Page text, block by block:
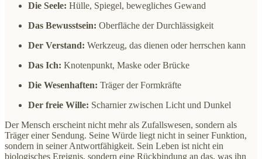
Die Seele: Hülle, Spiegel, bewegliches Gewand
Das Bewusstsein: Oberfläche der Durchlässigkeit
Der Verstand: Werkzeug, das dienen oder herrschen kann
Das Ich: Knotenpunkt, Maske oder Brücke
Die Wesenhaften: Träger der Formkräfte
Der freie Wille: Scharnier zwischen Licht und Dunkel
Der Mensch erscheint nicht mehr als Zufallswesen, sondern als
Träger einer Sendung. Seine Würde liegt nicht in seiner Funktion,
sondern in seiner Antwortfähigkeit. Sein Leben ist nicht ein
biologisches Ereignis, sondern eine Rückbindung an das, was ihn